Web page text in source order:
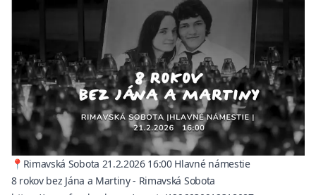
📍Rimavská Sobota 21.2.2026 16:00 Hlavné námestie
8 rokov bez Jána a Martiny - Rimavská Sobota